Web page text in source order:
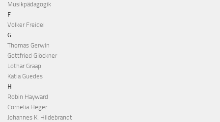
Musikpädagogik
F
Volker Freidel
G
Thomas Gerwin
Gottfried Glöckner
Lothar Graap
Katia Guedes
H
Robin Hayward
Cornelia Heger
Johannes K. Hildebrandt